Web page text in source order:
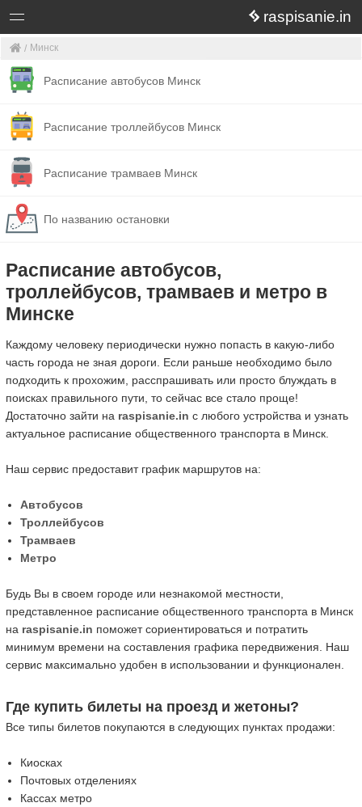
raspisanie.in
Минск
Расписание автобусов Минск
Расписание троллейбусов Минск
Расписание трамваев Минск
По названию остановки
Расписание автобусов,
троллейбусов, трамваев и метро в
Минске
Каждому человеку периодически нужно попасть в какую-либо
часть города не зная дороги. Если раньше необходимо было
подходить к прохожим, расспрашивать или просто блуждать в
поисках правильного пути, то сейчас все стало проще!
Достаточно зайти на raspisanie.in с любого устройства и узнать
актуальное расписание общественного транспорта в Минск.
Наш сервис предоставит график маршрутов на:
Автобусов
Троллейбусов
Трамваев
Метро
Будь Вы в своем городе или незнакомой местности,
представленное расписание общественного транспорта в Минск
на raspisanie.in поможет сориентироваться и потратить
минимум времени на составления графика передвижения. Наш
сервис максимально удобен в использовании и функционален.
Где купить билеты на проезд и жетоны?
Все типы билетов покупаются в следующих пунктах продажи:
Киосках
Почтовых отделениях
Кассах метро